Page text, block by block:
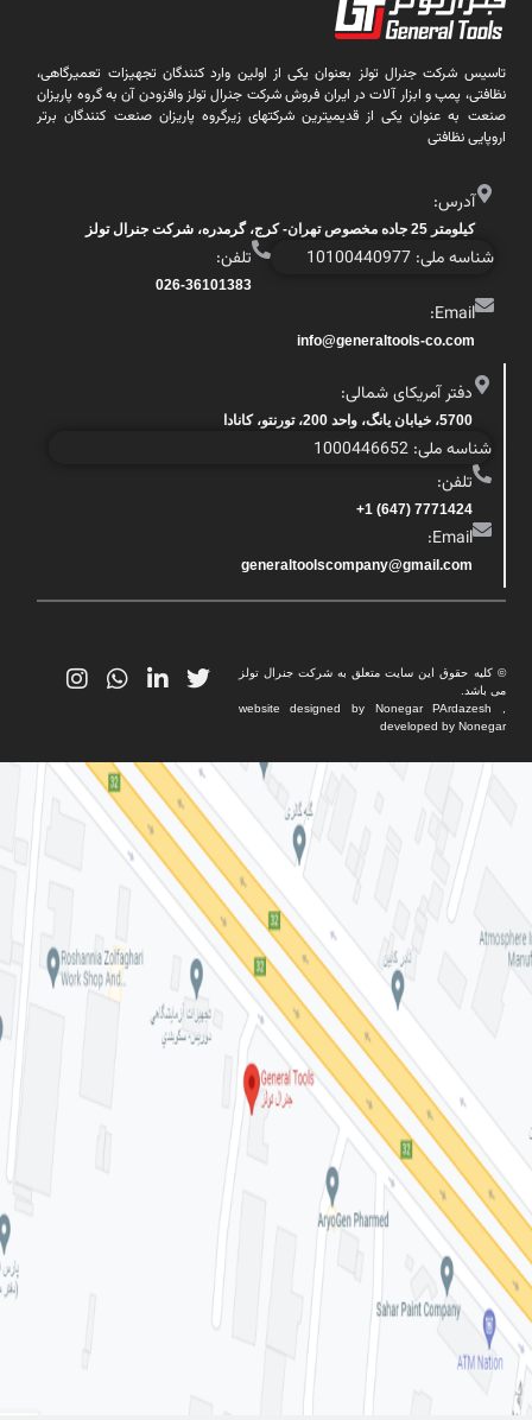
تاسیس شرکت جنرال تولز بعنوان یکی از اولین وارد کنندگان تجهیزات تعمیرگاهی،
نظافتی، پمپ و ابزار آلات در ایران فروش شرکت جنرال تولز وافزودن آن به گروه پاریزان
صنعت به عنوان یکی از قدیمیترین شرکتهای زیرگروه پاریزان صنعت کنندگان برتر
اروپایی نظافتی
آدرس:
کیلومتر 25 جاده مخصوص تهران- کرج، گرمدره، شرکت جنرال تولز
شناسه ملی: 10100440977 تلفن:
026-36101383
Email:
info@generaltools-co.com
دفتر آمریکای شمالی:
5700، خیابان یانگ، واحد 200، تورنتو، کانادا
شناسه ملی: 1000446652
تلفن:
7771424 (647) 1+
Email:
generaltoolscompany@gmail.com
© کلیه حقوق این سایت متعلق به شرکت جنرال تولز
می باشد.
website designed by Nonegar PArdazesh ,
developed by Nonegar